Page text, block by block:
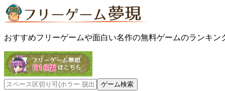
おすすめフリーゲームや面白い名作の無料ゲームのランキン